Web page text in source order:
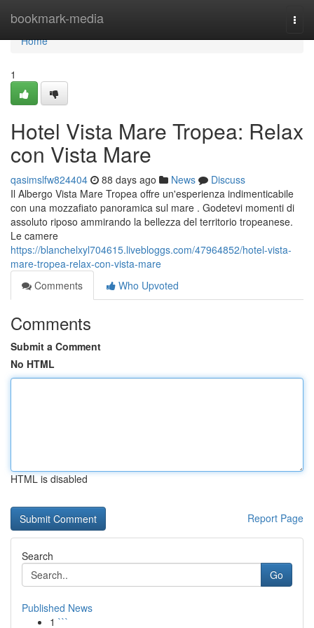
bookmark-media
Home
Home
1
Hotel Vista Mare Tropea: Relax
con Vista Mare
qasimslfw824404 88 days ago News
Discuss
Il Albergo Vista Mare Tropea offre un'esperienza indimenticabile
con una mozzafiato panoramica sul mare . Godetevi momenti di
assoluto riposo ammirando la bellezza del territorio tropeanese.
Le camere
https://blanchelxyl704615.livebloggs.com/47964852/hotel-vista-
mare-tropea-relax-con-vista-mare
Comments
Who Upvoted
Comments
Submit a Comment
No HTML
HTML is disabled
Report Page
Search
Go
Published News
1 ```